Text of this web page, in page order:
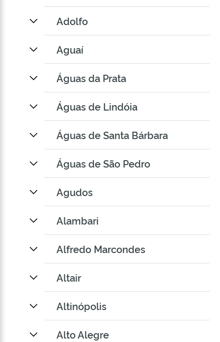
Adolfo
Aguaí
Águas da Prata
Águas de Lindóia
Águas de Santa Bárbara
Águas de São Pedro
Agudos
Alambari
Alfredo Marcondes
Altair
Altinópolis
Alto Alegre